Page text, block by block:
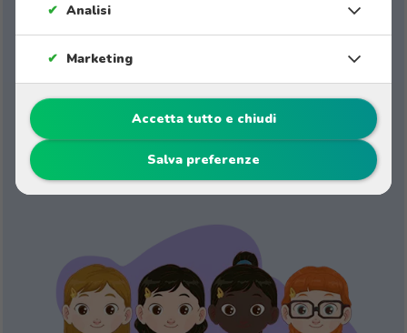
Analisi
✔
Marketing
✔
Salva preferenze
Accetta tutto e chiudi
TopolinoPérez
personaggio di una storia; è un amico che
accompagna i bambini in una fase emozionante
della loro vita. Scopri le storie che raccontano le
sue avventure e che rendono questa
ancora più speciale. Con il
, ogni
dente che cade diventa unmomento magico ed
emozionante.